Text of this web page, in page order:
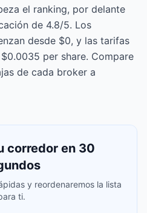
el ranking, por delante
de 4.8/5. Los
desde $0, y las tarifas
per share. Compare
de cada broker a
corredor en 30
y reordenaremos la lista
ti.